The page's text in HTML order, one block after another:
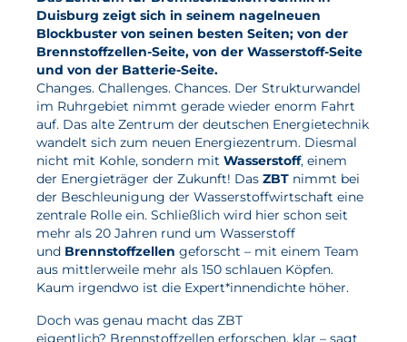
Gute Wissenschaftliche Praxis
Open Science und IP
Gremien
Unser Netzwerk
Forschung
Brennstoffzellen
Wasserstoff
Elektrolyse
Leistungen
Entwicklung
Duisburg zeigt sich in seinem nagelneuen
Blockbuster von seinen besten Seiten; von der
Brennstoffzellen-Seite, von der Wasserstoff-Seite
und von der Batterie-Seite.
Changes. Challenges. Chances. Der Strukturwandel
im Ruhrgebiet nimmt gerade wieder enorm Fahrt
auf. Das alte Zentrum der deutschen Energietechnik
wandelt sich zum neuen Energiezentrum. Diesmal
nicht mit Kohle, sondern mit Wasserstoff, einem
der Energieträger der Zukunft! Das ZBT nimmt bei
der Beschleunigung der Wasserstoffwirtschaft eine
zentrale Rolle ein. Schließlich wird hier schon seit
mehr als 20 Jahren rund um Wasserstoff
und Brennstoffzellen geforscht – mit einem Team
aus mittlerweile mehr als 150 schlauen Köpfen.
Kaum irgendwo ist die Expert*innendichte höher.
Doch was genau macht das ZBT
eigentlich? Brennstoffzellen erforschen, klar – sagt